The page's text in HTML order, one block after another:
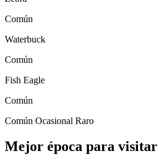
Común
Waterbuck
Común
Fish Eagle
Común
Común Ocasional Raro
Mejor época para visitar